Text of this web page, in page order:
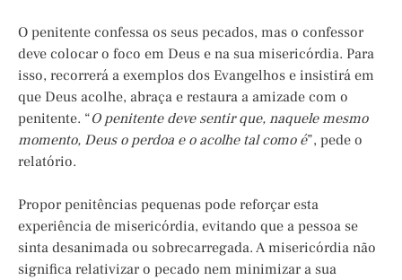
O penitente confessa os seus pecados, mas o confessor
deve colocar o foco em Deus e na sua misericórdia. Para
isso, recorrerá a exemplos dos Evangelhos e insistirá em
que Deus acolhe, abraça e restaura a amizade com o
penitente. “O penitente deve sentir que, naquele mesmo
momento, Deus o perdoa e o acolhe tal como é”, pede o
relatório.
Propor penitências pequenas pode reforçar esta
experiência de misericórdia, evitando que a pessoa se
sinta desanimada ou sobrecarregada. A misericórdia não
significa relativizar o pecado nem minimizar a sua